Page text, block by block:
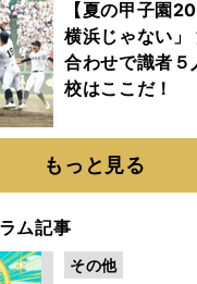
【夏の甲子園
横浜じゃない
合わせで識者５
校はここだ！
もっと見る
ム記事
その他